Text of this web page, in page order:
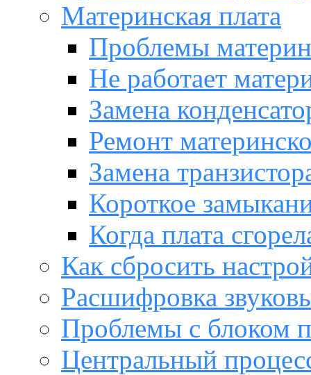
Материнская плата
Проблемы
Не работает
Замена
Ремонт
Замена
Короткое
Когда плата
Как сбросить
Расшифровка
Проблемы с блоком
Центральный